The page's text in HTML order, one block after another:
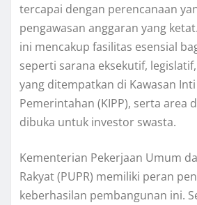
tercapai dengan perencanaan
pengawasan anggaran yang
ini mencakup fasilitas esensial
seperti sarana eksekutif,
yang ditempatkan di Kawasan
Pemerintahan (KIPP), serta area
dibuka untuk investor swasta.
Kementerian Pekerjaan Umum
Rakyat (PUPR) memiliki peran
keberhasilan pembangunan ini.